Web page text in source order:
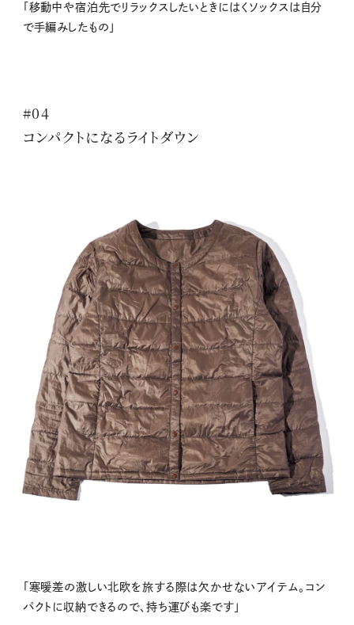
「移動中や宿泊先でリラックスしたいときにはくソックスは自分
で手編みしたもの」
#04
コンパクトになるライトダウン
「寒暖差の激しい北欧を旅する際は欠かせないアイテム。コン
パクトに収納できるので、持ち運びも楽です」